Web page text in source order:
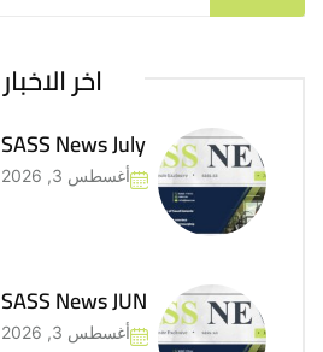
اخر الاخبار
SASS News July
أغسطس 3, 2026
SASS News JUN
أغسطس 3, 2026